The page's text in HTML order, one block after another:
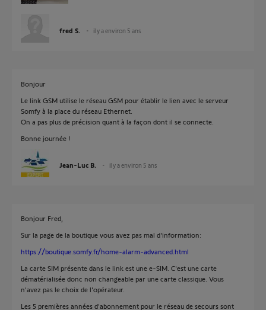
fred S. il y a environ 5 ans
Bonjour
Le link GSM utilise le réseau GSM pour établir le lien avec le serveur
Somfy à la place du réseau Ethernet.
On a pas plus de précision quant à la façon dont il se connecte.
Bonne journée !
Jean-Luc B. il y a environ 5 ans
Bonjour Fred,
Sur la page de la boutique vous avez pas mal d'information:
https://boutique.somfy.fr/home-alarm-advanced.html
La carte SIM présente dans le link est une e-SIM. C'est une carte
dématérialisée donc non changeable par une carte classique. Vous
n'avez pas le choix de l'opérateur.
Les 5 premières années d'abonnement pour le réseau de secours sont